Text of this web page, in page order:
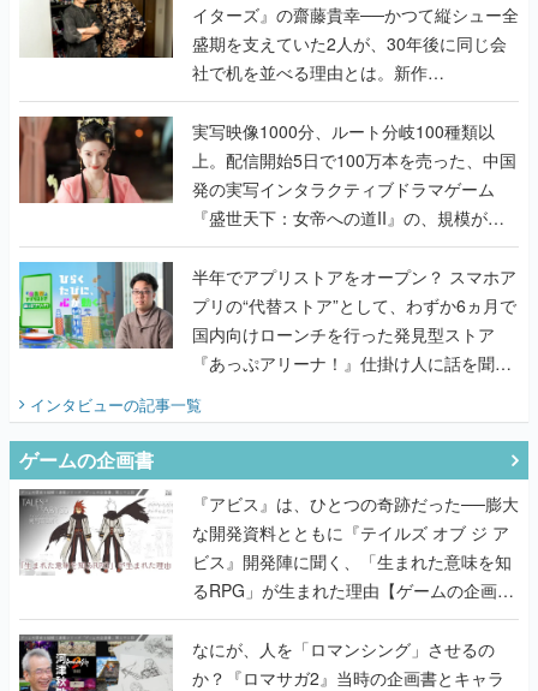
イターズ』の齋藤貴幸──かつて縦シュー全
盛期を支えていた2人が、30年後に同じ会
社で机を並べる理由とは。新作
『TATSUJIN EXTREME』で初タッグを組
んだレジェンド2人に訊く開発秘話
実写映像1000分、ルート分岐100種類以
上。配信開始5日で100万本を売った、中国
発の実写インタラクティブドラマゲーム
『盛世天下：女帝への道II』の、規模が違
うこだわりをプロデューサーに聞いた
半年でアプリストアをオープン？ スマホア
プリの“代替ストア”として、わずか6ヵ月で
国内向けローンチを行った発見型ストア
『あっぷアリーナ！』仕掛け人に話を聞い
インタビューの記事一覧
ゲームの企画書
『アビス』は、ひとつの奇跡だった──膨大
な開発資料とともに『テイルズ オブ ジ ア
ビス』開発陣に聞く、「生まれた意味を知
るRPG」が生まれた理由【ゲームの企画
書】
なにが、人を「ロマンシング」させるの
か？『ロマサガ2』当時の企画書とキャラ